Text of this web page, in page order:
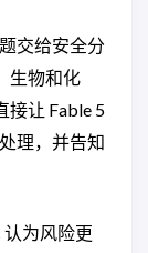
交给安全分
生物和化
接让 Fable 5
理，并告知
为风险更